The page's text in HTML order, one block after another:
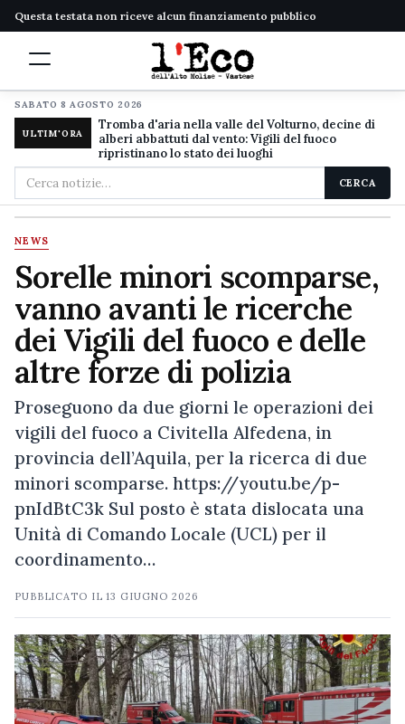
Questa testata non riceve alcun finanziamento pubblico
SABATO 8 AGOSTO 2026
ULTIM'ORA
Tromba d'aria nella valle del Volturno, decine di
alberi abbattuti dal vento: Vigili del fuoco
ripristinano lo stato dei luoghi
Cerca
nel
sito
CERCA
NEWS
Sorelle minori scomparse,
vanno avanti le ricerche
dei Vigili del fuoco e delle
altre forze di polizia
Proseguono da due giorni le operazioni dei
vigili del fuoco a Civitella Alfedena, in
provincia dell’Aquila, per la ricerca di due
minori scomparse. https://youtu.be/p-
pnIdBtC3k Sul posto è stata dislocata una
Unità di Comando Locale (UCL) per il
coordinamento…
PUBBLICATO IL13 GIUGNO 2026